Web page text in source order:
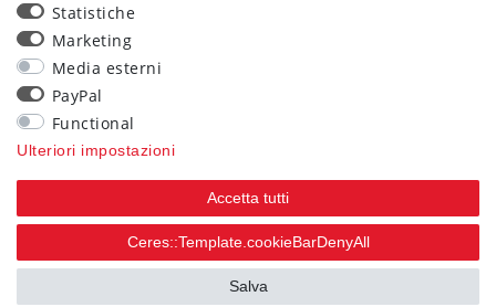
Statistiche
Marketing
Media esterni
PayPal
Functional
Ulteriori impostazioni
Accetta tutti
Ceres::Template.cookieBarDenyAll
Salva
Confermo di aver letto la
.Ceres::Template.newsletterIsRequiredFootnote
90
trees were planted